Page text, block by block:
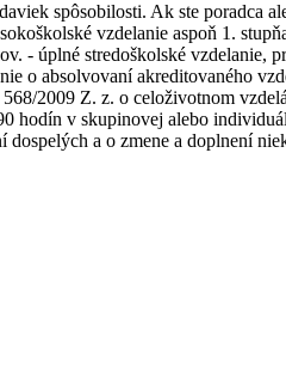
spôsobilosti. Ak ste poradca
vzdelanie aspoň 1.
- úplné stredoškolské vzdelanie,
o absolvovaní akreditovaného
2009 Z. z. o celoživotnom
hodín v skupinovej alebo
a o zmene a doplnení